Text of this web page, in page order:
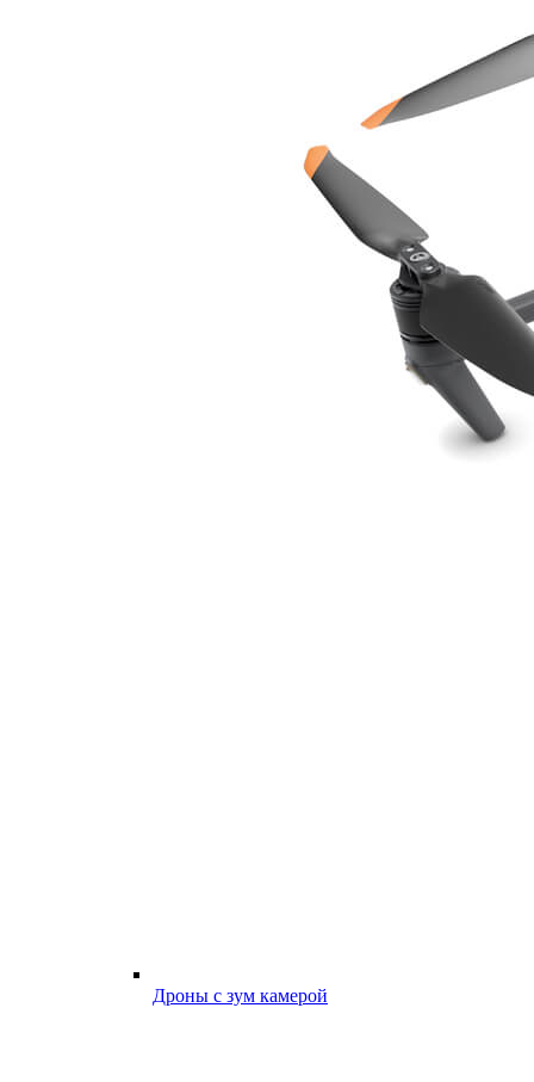
Дроны с зум камерой